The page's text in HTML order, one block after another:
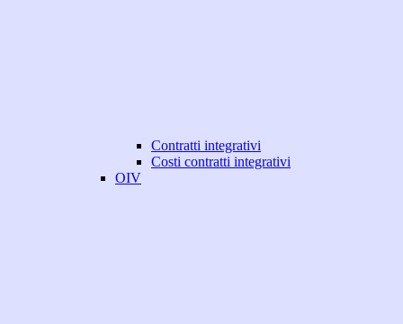
Contratti integrativi
Costi contratti integrativi
OIV